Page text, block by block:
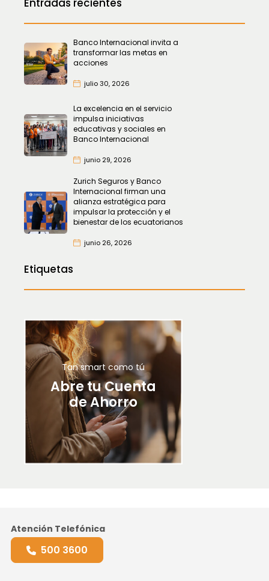
Entradas recientes
Banco Internacional invita a
transformar las metas en
acciones
julio 30, 2026
La excelencia en el servicio
impulsa iniciativas
educativas y sociales en
Banco Internacional
junio 29, 2026
Zurich Seguros y Banco
Internacional firman una
alianza estratégica para
impulsar la protección y el
bienestar de los ecuatorianos
junio 26, 2026
Etiquetas
Tan smart como tú
Abre tu Cuenta
de Ahorro
Atención Telefónica
500 3600